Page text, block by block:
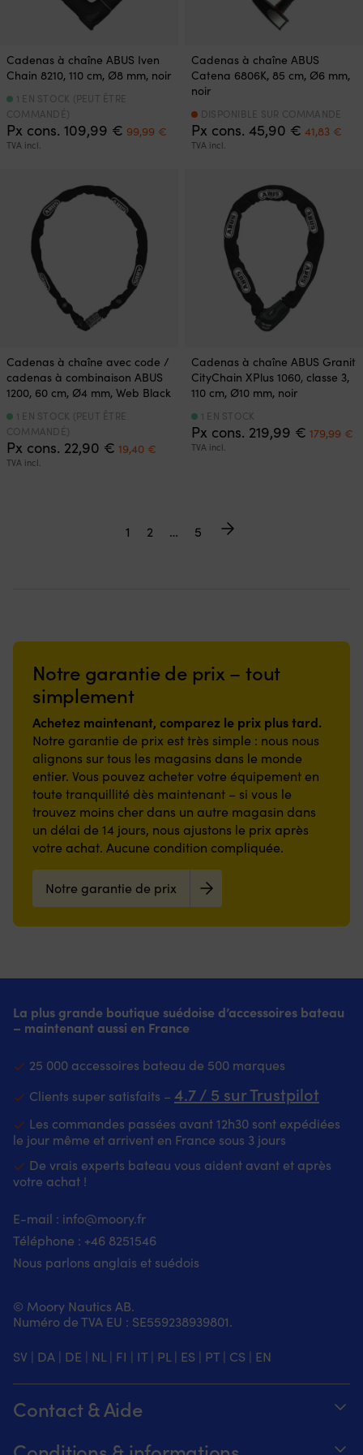
Cadenas à chaîne ABUS Iven
Chain 8210, 110 cm, Ø8 mm, noir
Px cons. 109,99 € Le
prix
99,99 €
TVA incl.
1 EN STOCK (PEUT ÊTRE
COMMANDÉ)
Cadenas à chaîne ABUS
Catena 6806K, 85 cm, Ø6 mm,
noir
Px cons. 45,90 € Le
prix
41,83 €Le
TVA incl.
DISPONIBLE SUR COMMANDE
Cadenas à chaîne avec code /
cadenas à combinaison ABUS
1200, 60 cm, Ø4 mm, Web Black
Px cons. 22,90 € Le
prix
19,40 €
TVA incl.
1 EN STOCK (PEUT ÊTRE
COMMANDÉ)
Cadenas à chaîne ABUS Granit
CityChain XPlus 1060, classe 3,
110 cm, Ø10 mm, noir
Px cons. 219,99 € Le
prix
179,99 €
TVA incl.
1 EN STOCK
1 2 … 5
Notre garantie de prix – tout
simplement
Achetez maintenant, comparez le prix plus tard.
Notre garantie de prix est très simple : nous nous
alignons sur tous les magasins dans le monde
entier. Vous pouvez acheter votre équipement en
toute tranquillité dès maintenant – si vous le
trouvez moins cher dans un autre magasin dans
un délai de 14 jours, nous ajustons le prix après
votre achat. Aucune condition compliquée.
Notre garantie de prix
La plus grande boutique suédoise d’accessoires bateau
– maintenant aussi en France
25 000 accessoires bateau de 500 marques
Clients super satisfaits – 4.7 / 5 sur Trustpilot
Les commandes passées avant 12h30 sont expédiées
le jour même et arrivent en France sous 3 jours
De vrais experts bateau vous aident avant et après
votre achat !
E-mail : info@moory.fr
Téléphone : +46 8251546
Nous parlons anglais et suédois
© Moory Nautics AB.
Numéro de TVA EU : SE559238939801.
SV | DA | DE | NL| FI | IT| PL| ES | PT| CS | EN
Contact & Aide